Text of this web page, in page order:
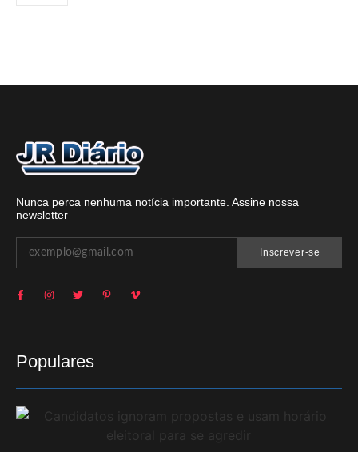
Nunca perca nenhuma notícia importante. Assine nossa
newsletter
Inscrever-se
Populares